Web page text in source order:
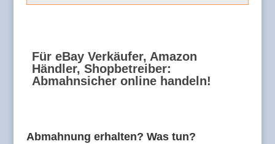
Für eBay Verkäufer, Amazon
Händler, Shopbetreiber:
Abmahnsicher online handeln!
Abmahnung erhalten? Was tun?